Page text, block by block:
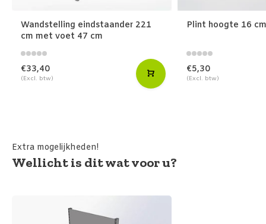
Wandstelling eindstaander 221
cm met voet 47 cm
€33,40
(Excl. btw)
Plint hoogte 16 cm
€5,30
(Excl. btw)
Extra mogelijkheden!
Wellicht is dit wat voor u?